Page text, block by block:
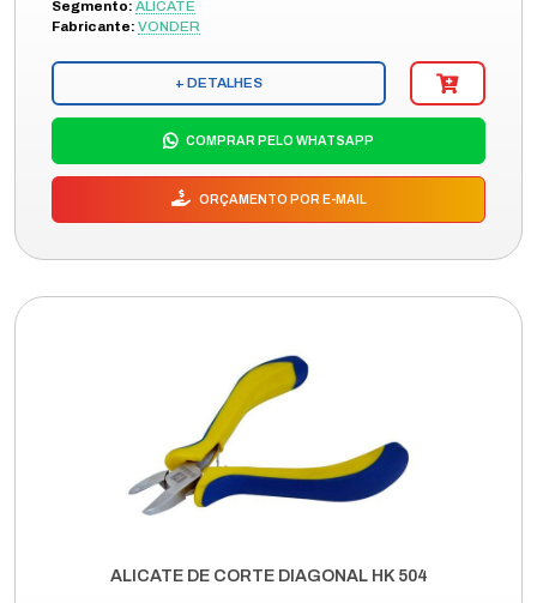
Segmento: ALICATE
Fabricante: VONDER
+ DETALHES
COMPRAR PELO WHATSAPP
ORÇAMENTO POR E-MAIL
ALICATE DE CORTE DIAGONAL HK 504